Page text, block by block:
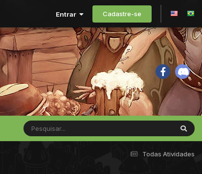
Entrar Cadastre-se
Todas Atividades